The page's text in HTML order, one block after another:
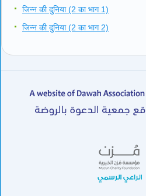
जिन्न की दुनिया (2 का भाग 1)
जिन्न की दुनिया (2 का भाग 2)